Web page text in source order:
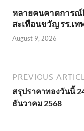
หลายคนคาดการณ์
สะเทือนขวัญ รร.เ
August 9, 2026
PREVIOUS
สรุปราคาทองวันนี้
ธันวาคม 2568